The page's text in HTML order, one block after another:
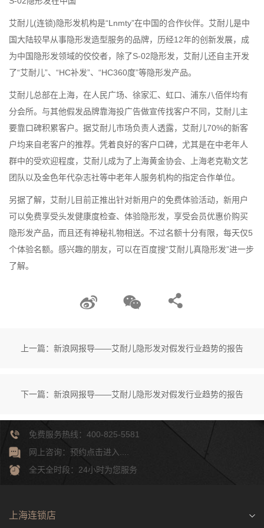
艾耐儿(连锁)隐形发机构是“Lnmty”在中国的合作伙伴。艾耐儿是中
国大陆较早从事隐形发造型服务的品牌，历经12年的创新发展，成
为中国隐形发领域的佼佼者，除了S-02隐形发，艾耐儿还自主开发
了“艾耐儿”、“HC补发”、“HC360度”等隐形发产品。
艾耐儿总部在上海，在人民广场、徐家汇、虹口、浦东八佰伴均有
分会所。与其他假发品牌靠海投广告做宣传找客户不同，艾耐儿主
要靠口碑积累客户。据艾耐儿市场负责人透露，艾耐儿70%的新客
户均来自老客户的推荐。凭着良好的客户口碑，尤其是在中老年人
群中的受欢迎程度，艾耐儿成为了上海黄金协会、上海老克勒文艺
团队以及金色年代杂志社等中老年人服务机构的指定合作单位。
另据了解，艾耐儿目前正推出针对新用户的免费体验活动，新用户
可以免费享受头发健康度检查、体验隐形发，享受会员优惠价购买
隐形发产品，而且还有神秘礼物相送。不过名额十分有限，每天仅5
个体验名额。感兴趣的朋友，可以在百度搜“艾耐儿真隐形发”进一步
了解。
上一篇：新浪网报导——艾耐儿隐形发对假发行业趋势的报告
下一篇：新浪网报导——艾耐儿隐形发对假发行业趋势的报告
免费服务热线：400-825-5581
网上咨询：预约点击进入....
全天全时段：24小时为您服务
上海连锁店